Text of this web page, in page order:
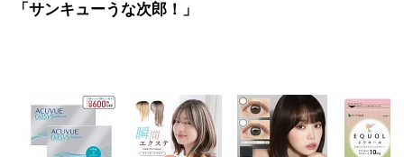
「サンキューうな次郎！」